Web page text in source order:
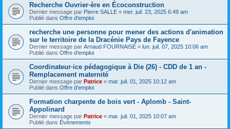
Recherche Ouvrier·ère en Écoconstruction
Dernier message par Pierre SALLE « mer. juil. 23, 2025 6:49 am
Publié dans Offre d'emploi
recherche une personne pour mener des actions d'animation
sur le territoire de la Dracénie Pays de Fayence
Dernier message par Arnaud FOURNAISE « lun. juil. 07, 2025 10:06 am
Publié dans Offre d'emploi
Coordinateur·ice pédagogique à Die (26) - CDD de 1 an -
Remplacement maternité
Dernier message par Patrice « mar. juil. 01, 2025 10:12 am
Publié dans Offre d'emploi
Formation charpente de bois vert - Aplomb - Saint-
Appolinard
Dernier message par Patrice « mar. juil. 01, 2025 10:07 am
Publié dans Évènements